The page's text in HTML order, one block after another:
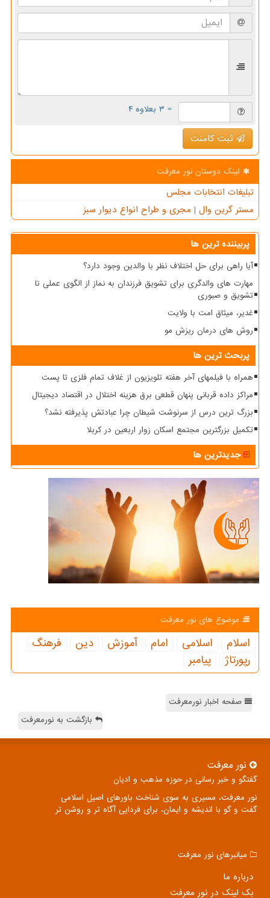
= ۳ بعلاوه ۴
ثبت کامنت
لینک دوستان نور معرفت
تبلیغات انتخابات مجلس
مستر گرین وال | مجری و طراح انواع دیوار سبز
پربیننده ترین ها
آیا راهی برای حل اختلاف نظر با والدین وجود دارد؟
مهارت های والدگری برای تشویق فرزندان به نماز از الگوی عملی تا
تشویق و صبوری
غدیر، میثاق امت با ولایت
روش های درمان ریزش مو
پربحث ترین ها
همراه با فیلمهای آخر هفته تلویزیون از غلاف تمام فلزی تا پست
مراکز داده قربانی پنهان قطعی برق هزینه اختلال در اقتصاد دیجیتال
بزرگ ترین درس از سرنوشت شیطان چرا عبادتش پذیرفته نشد؟
تکمیل بزرگترین مجتمع اسکان زوار اربعین در کربلا
جدیدترین ها
موضوع های نور معرفت
اسلام اسلامی امام آموزش دین
فرهنگ
رپورتاژ
پیامبر
صفحه اخبار نورمعرفت
بازگشت به نورمعرفت
نور معرفت
گفتگو و خبر رسانی در حوزه مذهب و ادیان
نور معرفت، مسیری به سوی شناخت باورهای اصیل اسلامی
گفت و گو با اندیشه و ایمان، برای فردایی آگاه تر و روشن تر
میانبرهای نور معرفت
درباره ما
بک لینک در نور معرفت